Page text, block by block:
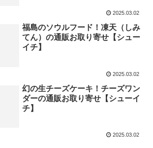
2025.03.02
福島のソウルフード！凍天（しみ
てん）の通販お取り寄せ【シュー
イチ】
2025.03.02
幻の生チーズケーキ！チーズワン
ダーの通販お取り寄せ【シューイ
チ】
2025.03.02